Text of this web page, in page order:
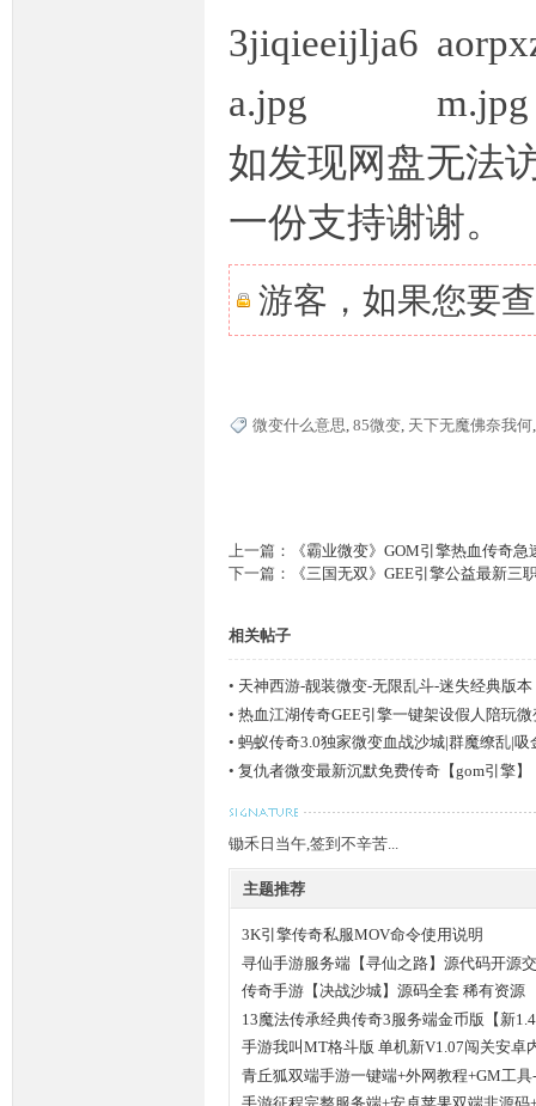
如发现网盘无法
一份支持谢谢。
游客，如果您要
微变什么意思, 85微变, 天下无魔佛奈我何
上一篇：
《霸业微变》GOM引擎热血传奇
下一篇：
《三国无双》GEE引擎公益最新三
相关帖子
• 天神西游-靓装微变-无限乱斗-迷失经典版本
• 热血江湖传奇GEE引擎一键架设假人陪玩
• 蚂蚁传奇3.0独家微变血战沙城|群魔缭乱|吸
• 复仇者微变最新沉默免费传奇【gom引擎】
锄禾日当午,签到不辛苦...
主题推荐
3K引擎传奇私服MOV命令使用说明
寻仙手游服务端【寻仙之路】源代码开源
传奇手游【决战沙城】源码全套 稀有资源
13魔法传承经典传奇3服务端金币版【新
手游我叫MT格斗版 单机新V1.07闯关安卓
青丘狐双端手游一键端+外网教程+GM工